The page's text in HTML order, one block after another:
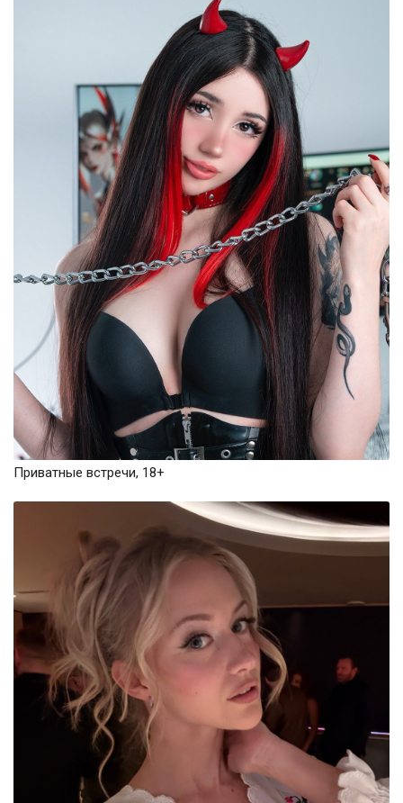
Приватные встречи, 18+